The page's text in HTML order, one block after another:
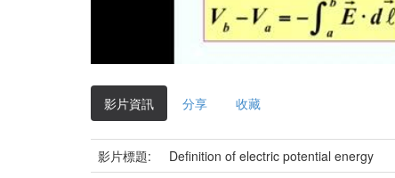
影片資訊 分享 收藏
影片標題:
Definition of electric potential energy